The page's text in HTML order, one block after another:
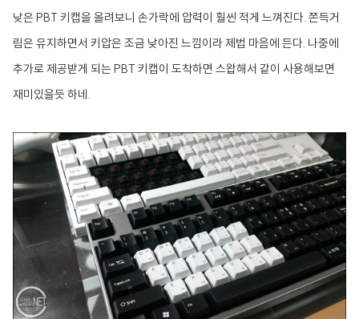
낮은 PBT 키캡을 올려보니 손가락에 압력이 훨씬 적게 느껴진다. 쫀득거
림은 유지하면서 키압은 조금 낮아진 느낌이라 제법 마음에 든다. 나중에
추가로 제공받게 되는 PBT 키캡이 도착하면 스왑해서 같이 사용해보면
재미있을듯 하네.